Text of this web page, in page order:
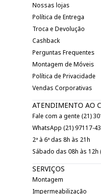
Nossas lojas
Política de Entrega
Troca e Devolução
Cashback
Perguntas Frequentes
Montagem de Móveis
Política de Privacidade
Vendas Corporativas
ATENDIMENTO AO
Fale com a gente (21)
WhatsApp (21) 97117-
2ª à 6ª das 8h às 21h
Sábado das 08h às 12h
SERVIÇOS
Montagem
Impermeabilização